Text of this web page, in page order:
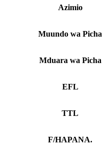
Azimio
Muundo wa Picha
Mduara wa Picha
EFL
TTL
F/HAPANA.